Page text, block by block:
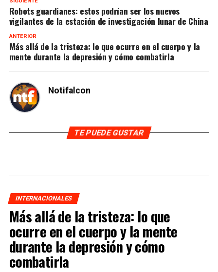
Robots guardianes: estos podrían ser los nuevos
vigilantes de la estación de investigación lunar de China
ANTERIOR
Más allá de la tristeza: lo que ocurre en el cuerpo y la
mente durante la depresión y cómo combatirla
Notifalcon
TE PUEDE GUSTAR
INTERNACIONALES
Más allá de la tristeza: lo que
ocurre en el cuerpo y la mente
durante la depresión y cómo
combatirla